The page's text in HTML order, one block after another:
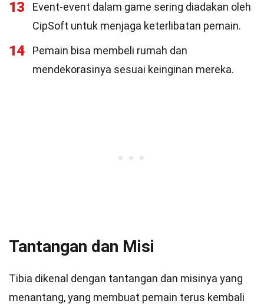
13
Event-event dalam game sering diadakan oleh
CipSoft untuk menjaga keterlibatan pemain.
14
Pemain bisa membeli rumah dan
mendekorasinya sesuai keinginan mereka.
Tantangan dan Misi
Tibia dikenal dengan tantangan dan misinya yang
menantang, yang membuat pemain terus kembali